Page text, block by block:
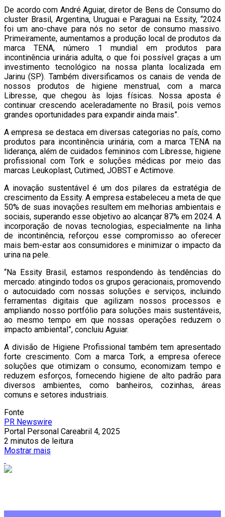
De acordo com André Aguiar, diretor de Bens de Consumo do
cluster Brasil, Argentina, Uruguai e Paraguai na Essity, “2024
foi um ano-chave para nós no setor de consumo massivo.
Primeiramente, aumentamos a produção local de produtos da
marca TENA, número 1 mundial em produtos para
incontinência urinária adulta, o que foi possível graças a um
investimento tecnológico na nossa planta localizada em
Jarinu (SP). Também diversificamos os canais de venda de
nossos produtos de higiene menstrual, com a marca
Libresse, que chegou às lojas físicas. Nossa aposta é
continuar crescendo aceleradamente no Brasil, pois vemos
grandes oportunidades para expandir ainda mais”.
A empresa se destaca em diversas categorias no país, como
produtos para incontinência urinária, com a marca TENA na
liderança, além de cuidados femininos com Libresse, higiene
profissional com Tork e soluções médicas por meio das
marcas Leukoplast, Cutimed, JOBST e Actimove.
A inovação sustentável é um dos pilares da estratégia de
crescimento da Essity. A empresa estabeleceu a meta de que
50% de suas inovações resultem em melhorias ambientais e
sociais, superando esse objetivo ao alcançar 87% em 2024. A
incorporação de novas tecnologias, especialmente na linha
de incontinência, reforçou esse compromisso ao oferecer
mais bem-estar aos consumidores e minimizar o impacto da
urina na pele.
“Na Essity Brasil, estamos respondendo às tendências do
mercado: atingindo todos os grupos geracionais, promovendo
o autocuidado com nossas soluções e serviços, incluindo
ferramentas digitais que agilizam nossos processos e
ampliando nosso portfólio para soluções mais sustentáveis,
ao mesmo tempo em que nossas operações reduzem o
impacto ambiental”, concluiu Aguiar.
A divisão de Higiene Profissional também tem apresentado
forte crescimento. Com a marca Tork, a empresa oferece
soluções que otimizam o consumo, economizam tempo e
reduzem esforços, fornecendo higiene de alto padrão para
diversos ambientes, como banheiros, cozinhas, áreas
comuns e setores industriais.
Fonte
PR Newswire
Portal Personal Careabril 4, 2025
2 minutos de leitura
Mostrar mais